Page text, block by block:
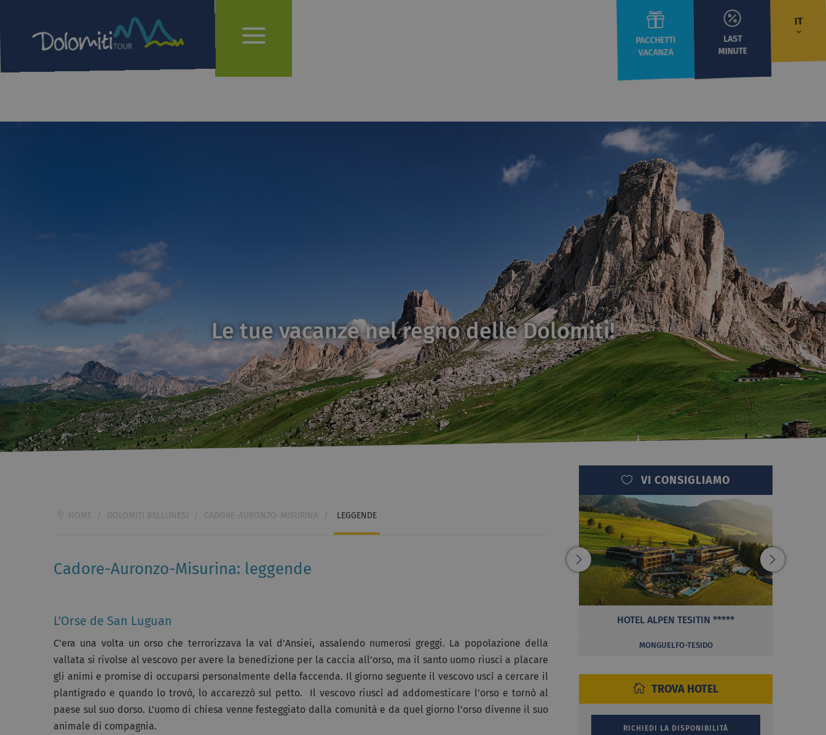
IT
PACCHETTI
VACANZA
LAST
MINUTE
Le tue vacanze nel regno delle Dolomiti!
VI CONSIGLIAMO
HOTEL ALPEN TESITIN *****
MONGUELFO-TESIDO
TROVA HOTEL
HOME / DOLOMITI BELLUNESI / CADORE-AURONZO-MISURINA / LEGGENDE
Cadore-Auronzo-Misurina: leggende
L'Orse de San Luguan
C’era una volta un orso che terrorizzava la val d’Ansiei, assalendo numerosi greggi. La popolazione della
vallata si rivolse al vescovo per avere la benedizione per la caccia all’orso, ma il santo uomo riuscì a placare
gli animi e promise di occuparsi personalmente della faccenda. Il giorno seguente il vescovo uscì a cercare il
plantigrado e quando lo trovò, lo accarezzò sul petto. Il vescovo riuscì ad addomesticare l’orso e tornò al
paese sul suo dorso. L’uomo di chiesa venne festeggiato dalla comunità e da quel giorno l’orso divenne il suo
animale di compagnia.